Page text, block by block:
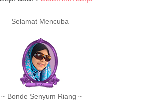
Selamat Mencuba
~ Bonde Senyum Riang ~